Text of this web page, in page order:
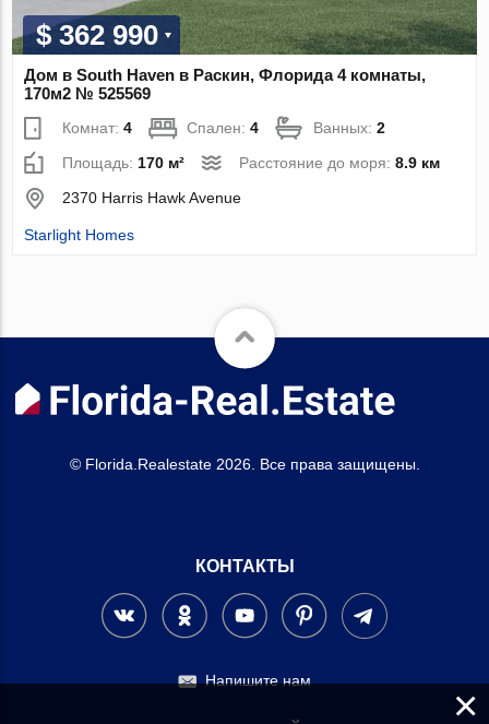
$ 362 990
Дом в South Haven в Раскин, Флорида 4 комнаты,
170м2 № 525569
Комнат:4 Спален:4 Ванных:2
Площадь:170 м² Расстояние до моря:8.9 км
2370 Harris Hawk Avenue
Starlight Homes
© Florida.Realestate 2026. Все права защищены.
КОНТАКТЫ
Напишите нам
×